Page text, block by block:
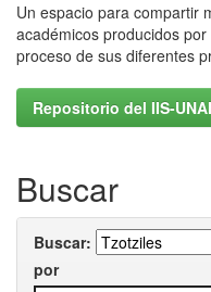
Un espacio para compartir
académicos producidos
proceso de sus diferentes
Repositorio del IIS-
Buscar
Buscar:
por